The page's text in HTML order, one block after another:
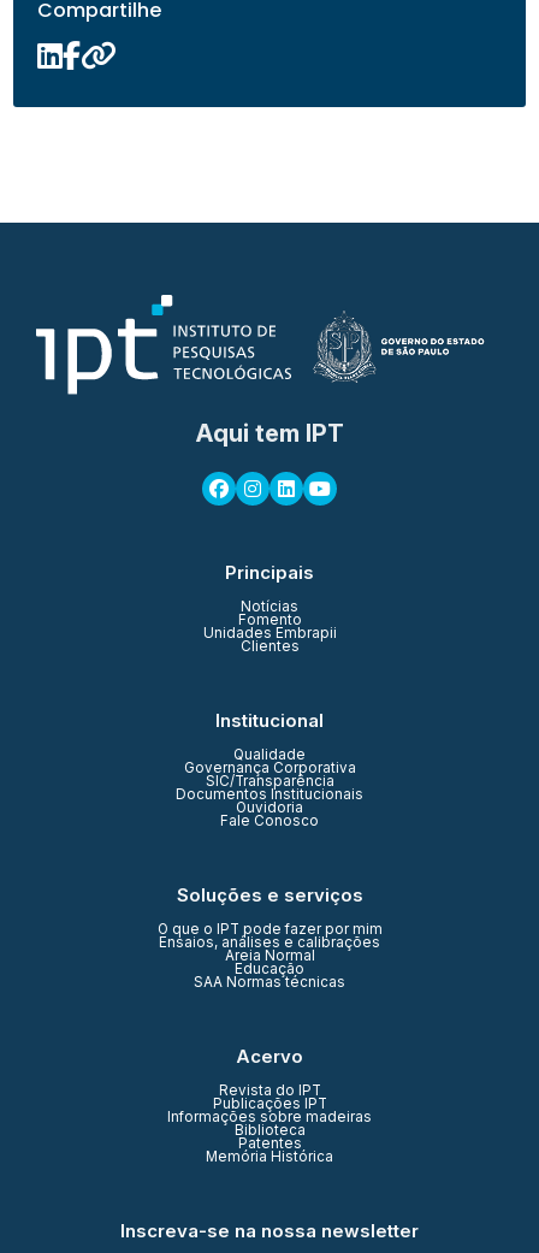
Compartilhe
Aqui tem IPT
Principais
Notícias
Fomento
Unidades Embrapii
Clientes
Institucional
Qualidade
Governança Corporativa
SIC/Transparência
Documentos Institucionais
Ouvidoria
Fale Conosco
Soluções e serviços
O que o IPT pode fazer por mim
Ensaios, análises e calibrações
Areia Normal
Educação
SAA Normas técnicas
Acervo
Revista do IPT
Publicações IPT
Informações sobre madeiras
Biblioteca
Patentes
Memória Histórica
Inscreva-se na nossa newsletter